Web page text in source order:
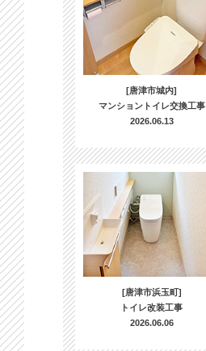
[唐津市城内]
マンショントイレ交換工事
2026.06.13
[唐津市浜玉町]
トイレ改装工事
2026.06.06